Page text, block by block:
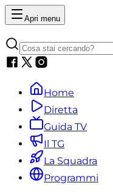
Apri menu
Home
Diretta
Guida TV
Il TG
La Squadra
Programmi